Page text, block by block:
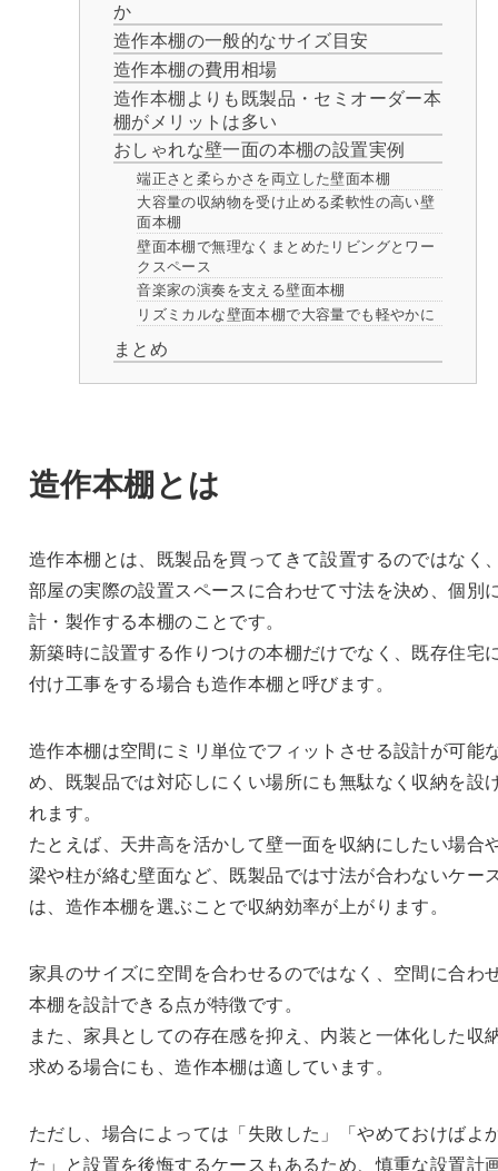
か
造作本棚の一般的なサイズ目安
造作本棚の費用相場
造作本棚よりも既製品・セミオーダー本
棚がメリットは多い
おしゃれな壁一面の本棚の設置実例
端正さと柔らかさを両立した壁面本棚
大容量の収納物を受け止める柔軟性の高い壁
面本棚
壁面本棚で無理なくまとめたリビングとワー
クスペース
音楽家の演奏を支える壁面本棚
リズミカルな壁面本棚で大容量でも軽やかに
まとめ
造作本棚とは
造作本棚とは、既製品を買ってきて設置するのではなく
部屋の実際の設置スペースに合わせて寸法を決め、個別
計・製作する本棚のことです。
新築時に設置する作りつけの本棚だけでなく、既存住宅
付け工事をする場合も造作本棚と呼びます。
造作本棚は空間にミリ単位でフィットさせる設計が可能
め、既製品では対応しにくい場所にも無駄なく収納を設
れます。
たとえば、天井高を活かして壁一面を収納にしたい場合
梁や柱が絡む壁面など、既製品では寸法が合わないケー
は、造作本棚を選ぶことで収納効率が上がります。
家具のサイズに空間を合わせるのではなく、空間に合わ
本棚を設計できる点が特徴です。
また、家具としての存在感を抑え、内装と一体化した収
求める場合にも、造作本棚は適しています。
ただし、場合によっては「失敗した」「やめておけばよ
た」と設置を後悔するケースもあるため、慎重な設置計